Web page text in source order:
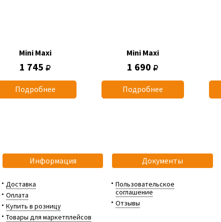
Mini Maxi
1 745
Подробнее
Mini Maxi
1 690
Подробнее
Информация
Доставка
Оплата
Купить в розницу
Товары для маркетплейсов
Документы
Пользовательское
соглашение
Отзывы